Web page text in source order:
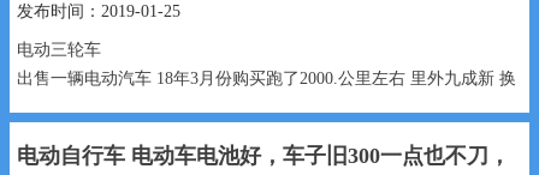
发布时间：2019-01-25
电动三轮车
出售一辆电动汽车 18年3月份购买跑了2000.公里左右 里外九成新 换
16000元 1813219669...
电动自行车 电动车电池好，车子旧300一点也不刀，